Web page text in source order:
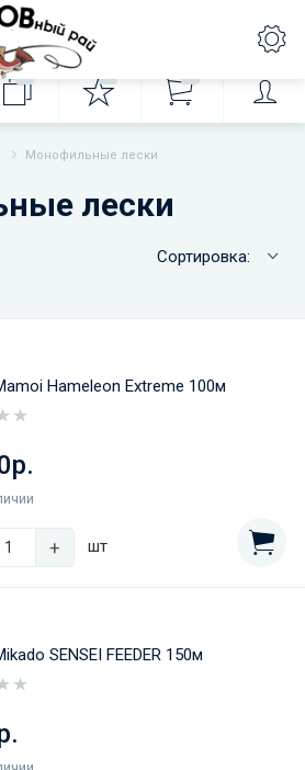
Монофильные лески
лески
Сортировка:
Hameleon Extreme 100м
+ шт
SENSEI FEEDER 150м